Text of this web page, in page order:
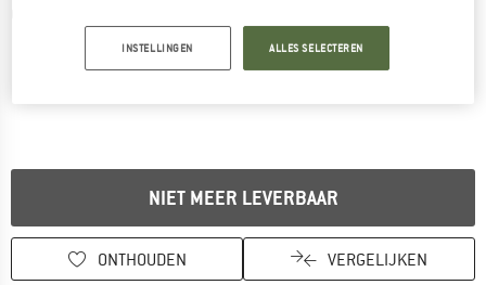
NIET MEER LEVERBAAR
ONTHOUDEN VERGELIJKEN
INSTELLINGEN ALLES SELECTEREN